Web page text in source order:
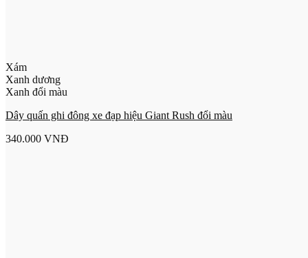
Xám
Xanh dương
Xanh đổi màu
Dây quấn ghi đông xe đạp hiệu Giant Rush đổi màu
340.000 VNĐ